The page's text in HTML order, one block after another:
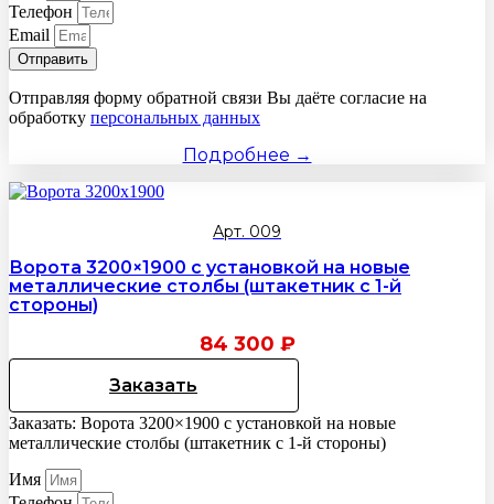
Телефон
Email
Отправить
Отправляя форму обратной связи Вы даёте согласие на
обработку персональных данных
Подробнее →
Арт. 009
Ворота 3200×1900 с установкой на новые
металлические столбы (штакетник с 1-й
стороны)
84 300 ₽
Заказать
Заказать: Ворота 3200×1900 с установкой на новые
металлические столбы (штакетник с 1-й стороны)
Имя